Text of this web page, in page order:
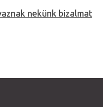
nekünk bizalmat